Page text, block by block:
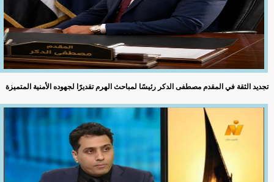
تجديد الثقة في المقدم مصطفى الدكر رئيسًا لمباحث الهرم تقديرًا لجهوده الأمنية المتميزة